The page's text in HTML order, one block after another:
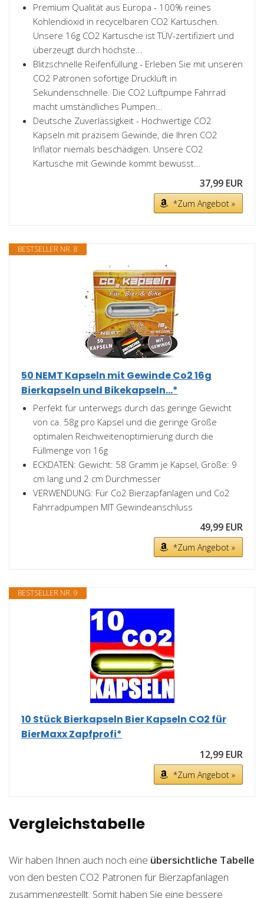
Premium Qualität aus Europa - 100% reines
Kohlendioxid in recycelbaren CO2 Kartuschen.
Unsere 16g CO2 Kartusche ist TÜV-zertifiziert und
überzeugt durch höchste...
Blitzschnelle Reifenfüllung - Erleben Sie mit unseren
CO2 Patronen sofortige Druckluft in
Sekundenschnelle. Die CO2 Luftpumpe Fahrrad
macht umständliches Pumpen...
Deutsche Zuverlässigkeit - Hochwertige CO2
Kapseln mit präzisem Gewinde, die Ihren CO2
Inflator niemals beschädigen. Unsere CO2
Kartusche mit Gewinde kommt bewusst...
37,99 EUR
*Zum Angebot »
BESTSELLER NR. 8
50 NEMT Kapseln mit Gewinde Co2 16g
Bierkapseln und Bikekapseln...*
Perfekt für unterwegs durch das geringe Gewicht
von ca. 58g pro Kapsel und die geringe Größe
optimalen Reichweitenoptimierung durch die
Füllmenge von 16g
ECKDATEN: Gewicht: 58 Gramm je Kapsel, Größe: 9
cm lang und 2 cm Durchmesser
VERWENDUNG: Für Co2 Bierzapfanlagen und Co2
Fahrradpumpen MIT Gewindeanschluss
49,99 EUR
*Zum Angebot »
BESTSELLER NR. 9
10 Stück Bierkapseln Bier Kapseln CO2 für
BierMaxx Zapfprofi*
12,99 EUR
*Zum Angebot »
Vergleichstabelle
Wir haben Ihnen auch noch eine übersichtliche Tabelle
von den besten CO2 Patronen für Bierzapfanlagen
zusammengestellt. Somit haben Sie eine bessere